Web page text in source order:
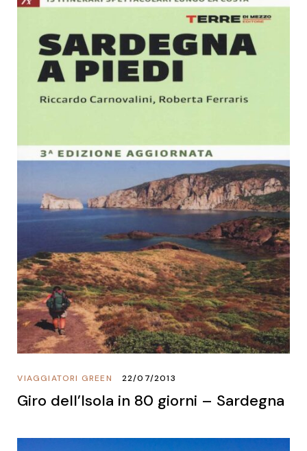
VIAGGIATORI GREEN 22/07/2013
Giro dell’Isola in 80 giorni – Sardegna